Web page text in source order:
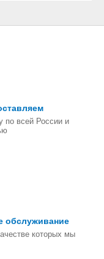
по всей России и
обслуживание
которых мы